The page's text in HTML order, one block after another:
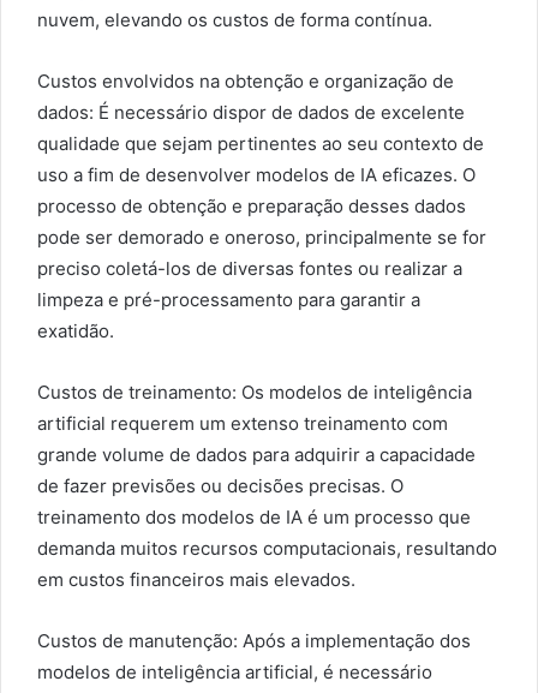
nuvem, elevando os custos de forma contínua.
Custos envolvidos na obtenção e organização de
dados: É necessário dispor de dados de excelente
qualidade que sejam pertinentes ao seu contexto de
uso a fim de desenvolver modelos de IA eficazes. O
processo de obtenção e preparação desses dados
pode ser demorado e oneroso, principalmente se for
preciso coletá-los de diversas fontes ou realizar a
limpeza e pré-processamento para garantir a
exatidão.
Custos de treinamento: Os modelos de inteligência
artificial requerem um extenso treinamento com
grande volume de dados para adquirir a capacidade
de fazer previsões ou decisões precisas. O
treinamento dos modelos de IA é um processo que
demanda muitos recursos computacionais, resultando
em custos financeiros mais elevados.
Custos de manutenção: Após a implementação dos
modelos de inteligência artificial, é necessário